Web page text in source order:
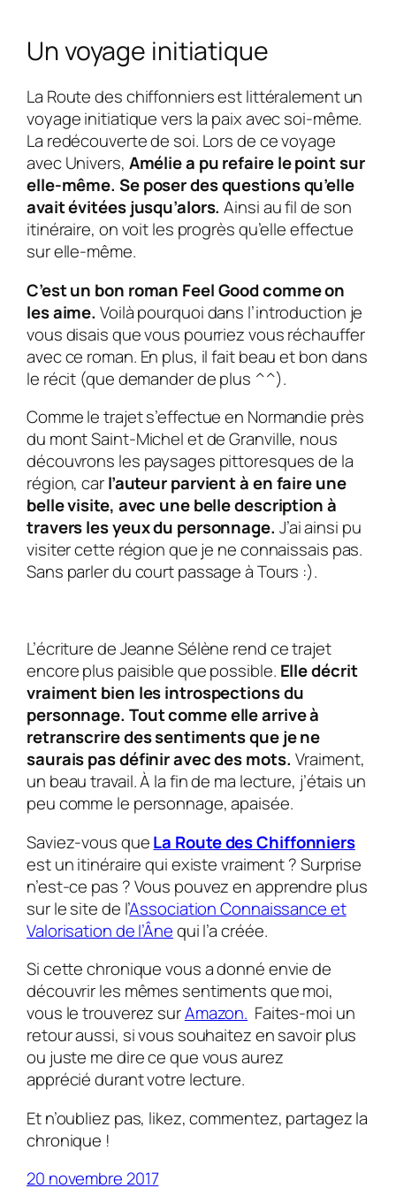
Un voyage initiatique
La Route des chiffonniers est littéralement un
voyage initiatique vers la paix avec soi-même.
La redécouverte de soi. Lors de ce voyage
avec Univers, Amélie a pu refaire le point sur
elle-même. Se poser des questions qu’elle
avait évitées jusqu’alors.Ainsi au fil de son
itinéraire, on voit les progrès qu’elle effectue
sur elle-même.
C’est un bon roman Feel Good comme on
les aime. Voilà pourquoi dans l’introduction je
vous disais que vous pourriez vous réchauffer
avec ce roman. En plus, il fait beau et bon dans
le récit (que demander de plus ^^).
Comme le trajet s’effectue en Normandie près
du mont Saint-Michel et de Granville, nous
découvrons les paysages pittoresques de la
région, carl’auteur parvient à en faire une
belle visite, avec une belle description à
travers les yeux du personnage. J’ai ainsi pu
visiter cette région que je ne connaissais pas.
Sans parler du court passage à Tours :).
L’écriture de Jeanne Sélène rend ce trajet
encore plus paisible que possible. Elle décrit
vraiment bien les introspections du
personnage. Tout comme elle arrive à
retranscrire des sentiments que je ne
saurais pas définir avec des mots. Vraiment,
un beau travail. À la fin de ma lecture, j’étais un
peu comme le personnage, apaisée.
Saviez-vous queLa Route des Chiffonniers
est un itinéraire qui existe vraiment ? Surprise
n’est-ce pas ? Vous pouvez en apprendre plus
sur le site de l’Association Connaissance et
Valorisation de l’Ânequi l’a créée.
Si cette chronique vous a donné envie de
découvrir les mêmes sentiments que moi,
vous le trouverez surAmazon. Faites-moi un
retour aussi, si vous souhaitez en savoir plus
ou juste me dire ce que vous aurez
apprécié durant votre lecture.
Et n’oubliez pas, likez, commentez, partagez la
chronique !
20 novembre 2017